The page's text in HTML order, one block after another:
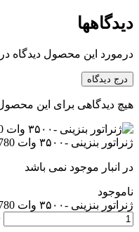
دیدگاهها
درمورد این محصول دیدگاه
درج دیدگاه
هیچ دیدگاهی برای این
ژنراتور بنزینی -۳۵۰۰ وات new RH-4780
در انبار موجود نمی باشد
ناموجود
ژنراتور بنزینی -۳۵۰۰ وات new RH-4780 عدد